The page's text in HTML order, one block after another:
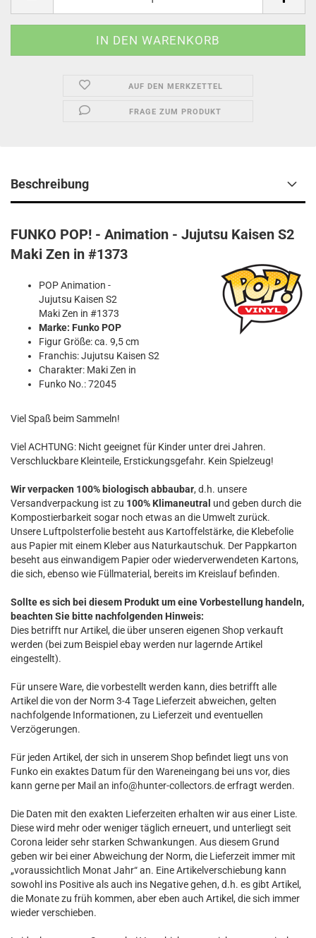
AUF DEN MERKZETTEL
FRAGE ZUM PRODUKT
Beschreibung
FUNKO POP! - Animation - Jujutsu Kaisen S2
Maki Zen in #1373
POP Animation -
Jujutsu Kaisen S2
Maki Zen in #1373
Marke: Funko POP
Figur Größe: ca. 9,5 cm
Franchis: Jujutsu Kaisen S2
Charakter: Maki Zen in
Funko No.: 72045
Viel Spaß beim Sammeln!
Viel ACHTUNG: Nicht geeignet für Kinder unter drei Jahren.
Verschluckbare Kleinteile, Erstickungsgefahr. Kein Spielzeug!
Wir verpacken 100% biologisch abbaubar, d.h. unsere
Versandverpackung ist zu 100% Klimaneutral und geben durch die
Kompostierbarkeit sogar noch etwas an die Umwelt zurück.
Unsere Luftpolsterfolie besteht aus Kartoffelstärke, die Klebefolie
aus Papier mit einem Kleber aus Naturkautschuk. Der Pappkarton
beseht aus einwandigem Papier oder wiederverwendeten Kartons,
die sich, ebenso wie Füllmaterial, bereits im Kreislauf befinden.
Sollte es sich bei diesem Produkt um eine Vorbestellung handeln,
beachten Sie bitte nachfolgenden Hinweis:
Dies betrifft nur Artikel, die über unseren eigenen Shop verkauft
werden (bei zum Beispiel ebay werden nur lagernde Artikel
eingestellt).
Für unsere Ware, die vorbestellt werden kann, dies betrifft alle
Artikel die von der Norm 3-4 Tage Lieferzeit abweichen, gelten
nachfolgende Informationen, zu Lieferzeit und eventuellen
Verzögerungen.
Für jeden Artikel, der sich in unserem Shop befindet liegt uns von
Funko ein exaktes Datum für den Wareneingang bei uns vor, dies
kann gerne per Mail an info@hunter-collectors.de erfragt werden.
Die Daten mit den exakten Lieferzeiten erhalten wir aus einer Liste.
Diese wird mehr oder weniger täglich erneuert, und unterliegt seit
Corona leider sehr starken Schwankungen. Aus diesem Grund
geben wir bei einer Abweichung der Norm, die Lieferzeit immer mit
„voraussichtlich Monat Jahr“ an. Eine Artikelverschiebung kann
sowohl ins Positive als auch ins Negative gehen, d.h. es gibt Artikel,
die Monate zu früh kommen, aber eben auch Artikel, die sich immer
wieder verschieben.